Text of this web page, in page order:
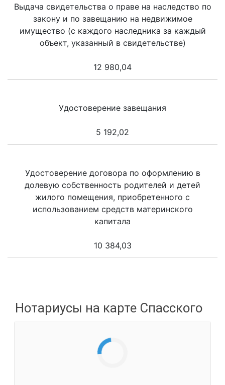
Выдача свидетельства о праве на наследство по
закону и по завещанию на недвижимое
имущество (с каждого наследника за каждый
объект, указанный в свидетельстве)
12 980,04
Удостоверение завещания
5 192,02
Удостоверение договора по оформлению в
долевую собственность родителей и детей
жилого помещения, приобретенного с
использованием средств материнского
капитала
10 384,03
Нотариусы на карте Спасского